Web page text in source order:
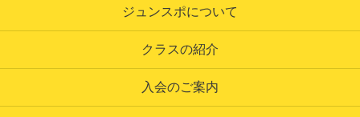
ジュンスポについて
クラスの紹介
入会のご案内